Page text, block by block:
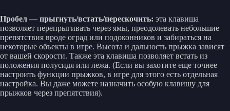
Пробел — прыгнуть/встать/перескочить: эта клавиша
позволяет перепрыгивать через ямы, преодолевать небольшие
препятствия вроде оград или подоконников и забираться на
некоторые объекты в игре. Высота и дальность прыжка зависят
от вашей скорости. Также эта клавиша позволяет встать из
положения полусидя или лежа. (Если вы захотите еще точнее
настроить функции прыжков, в игре для этого есть отдельная
настройка. Вы даже можете назначить особую клавишу для
прыжков через препятствия).